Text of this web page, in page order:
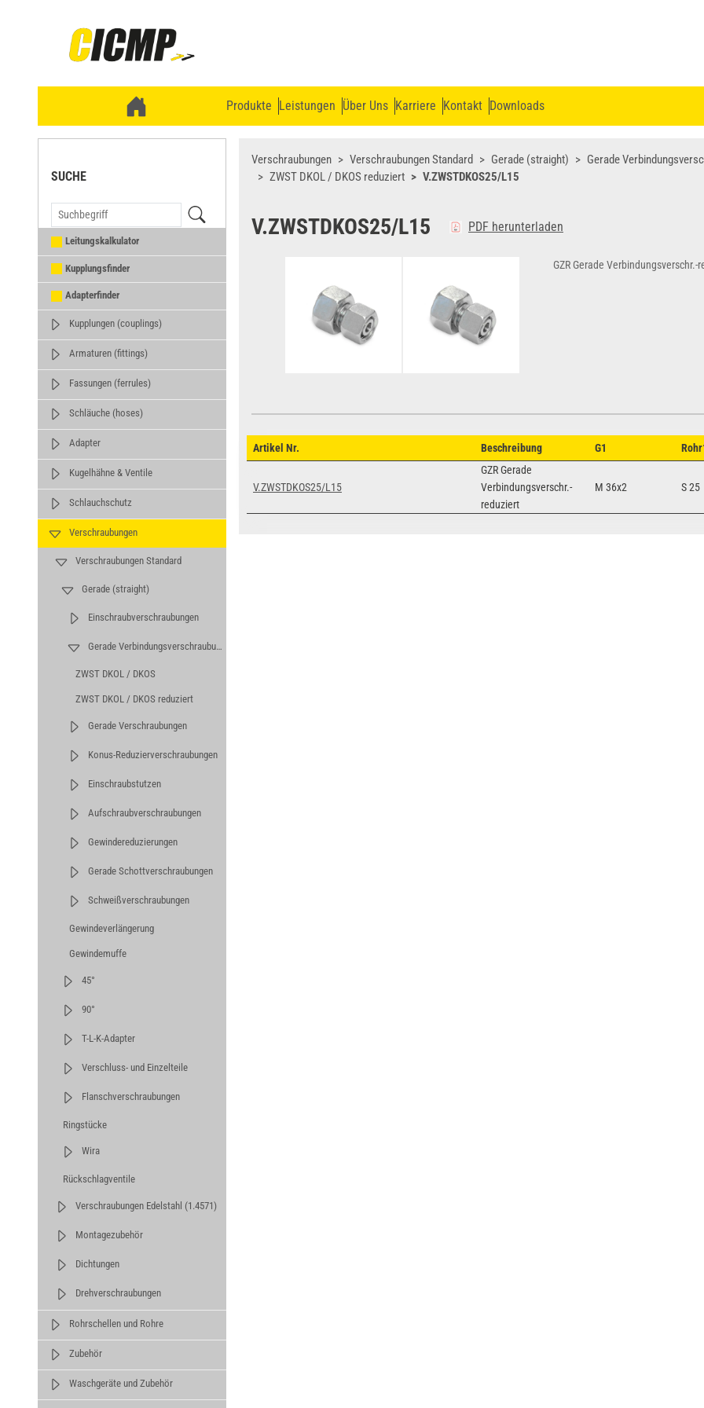
Produkte Leistungen Über Uns Karriere Kontakt Downloads
SUCHE
Leitungskalkulator
Kupplungsfinder
Adapterfinder
Kupplungen (couplings)
Armaturen (fittings)
Fassungen (ferrules)
Schläuche (hoses)
Adapter
Kugelhähne & Ventile
Schlauchschutz
Verschraubungen
Verschraubungen Standard
Gerade (straight)
Einschraubverschraubungen
Gerade Verbindungsverschraubungen
ZWST DKOL / DKOS
ZWST DKOL / DKOS reduziert
Gerade Verschraubungen
Konus-Reduzierverschraubungen
Einschraubstutzen
Aufschraubverschraubungen
Gewindereduzierungen
Gerade Schottverschraubungen
Schweißverschraubungen
Gewindeverlängerung
Gewindemuffe
45°
90°
T-L-K-Adapter
Verschluss- und Einzelteile
Flanschverschraubungen
Ringstücke
Wira
Rückschlagventile
Verschraubungen Edelstahl (1.4571)
Montagezubehör
Dichtungen
Drehverschraubungen
Rohrschellen und Rohre
Zubehör
Waschgeräte und Zubehör
Verschraubungen Verschraubungen Standard Gerade (straight)
Gerade
ZWST DKOL / DKOS reduziert
V.ZWSTDKOS25/L15
V.ZWSTDKOS25/L15 PDF herunterladen
GZR Gerade Verbindungsverschr.-
Artikel Nr. Beschreibung G1
V.ZWSTDKOS25/L15
GZR Gerade
Verbindungsverschr.-
reduziert
M 36x2 S 25